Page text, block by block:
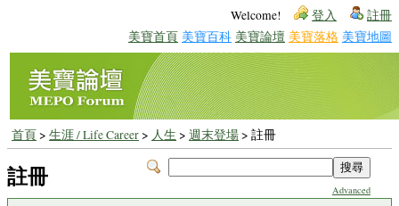
Welcome! 登入 註冊
美寶首頁 美寶百科 美寶論壇 美寶落格 美寶地圖
首頁> 生涯 / Life Career> 人生 > 週末登場> 註冊
Advanced
註冊